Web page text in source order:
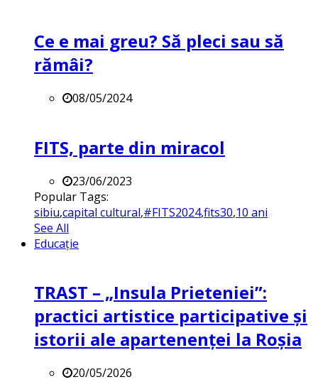
Ce e mai greu? Să pleci sau să
rămâi?
08/05/2024
FITS, parte din miracol
23/06/2023
Popular Tags:
sibiu,capital cultural,#FITS2024,fits30,10 ani
See All
Educație
TRAST – „Insula Prieteniei”:
practici artistice participative și
istorii ale apartenenței la Roșia
20/05/2026